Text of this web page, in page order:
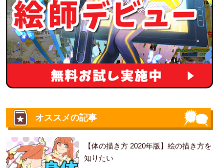
オススメの記事
【体の描き方 2020年版】絵の描き方を
知りたい